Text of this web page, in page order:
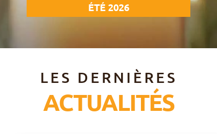
ÉTÉ 2026
LES DERNIÈRES
ACTUALITÉS